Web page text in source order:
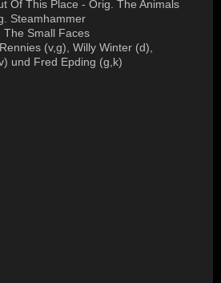
Of This Place - Orig. The Animals
Steamhammer
The Small Faces
(v,g), Willy Winter (d),
und Fred Epding (g,k)